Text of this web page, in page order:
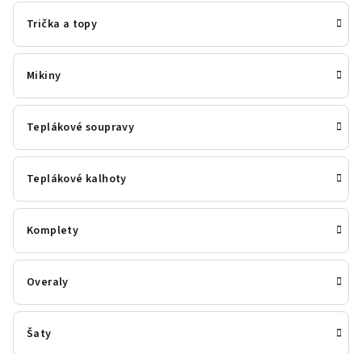
Trička a topy
Mikiny
Teplákové soupravy
Teplákové kalhoty
Komplety
Overaly
Šaty